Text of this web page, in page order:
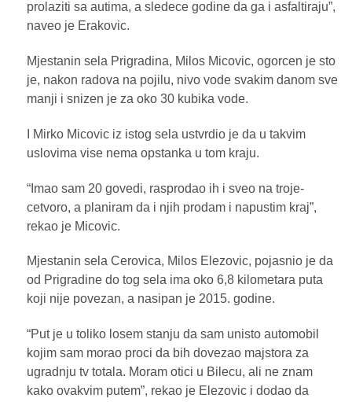
prolaziti sa autima, a sledece godine da ga i asfaltiraju”,
naveo je Erakovic.
Mjestanin sela Prigradina, Milos Micovic, ogorcen je sto
je, nakon radova na pojilu, nivo vode svakim danom sve
manji i snizen je za oko 30 kubika vode.
I Mirko Micovic iz istog sela ustvrdio je da u takvim
uslovima vise nema opstanka u tom kraju.
“Imao sam 20 govedi, rasprodao ih i sveo na troje-
cetvoro, a planiram da i njih prodam i napustim kraj”,
rekao je Micovic.
Mjestanin sela Cerovica, Milos Elezovic, pojasnio je da
od Prigradine do tog sela ima oko 6,8 kilometara puta
koji nije povezan, a nasipan je 2015. godine.
“Put je u toliko losem stanju da sam unisto automobil
kojim sam morao proci da bih dovezao majstora za
ugradnju tv totala. Moram otici u Bilecu, ali ne znam
kako ovakvim putem”, rekao je Elezovic i dodao da